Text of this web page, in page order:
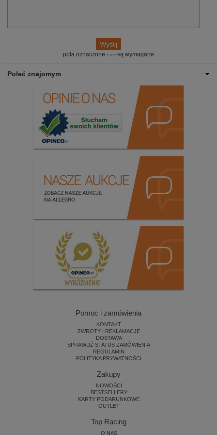
pola oznaczone - - są wymagane
Poleć znajomym
Pomoc i zamówienia
KONTAKT
ZWROTY I REKLAMACJE
DOSTAWA
SPRAWDŹ STATUS ZAMÓWIENIA
REGULAMIN
POLITYKA PRYWATNOŚCI
Zakupy
NOWOŚCI
BESTSELLERY
KARTY PODARUNKOWE
OUTLET
Top Racing
O NAS